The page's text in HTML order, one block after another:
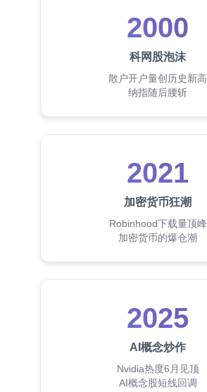
2000
科网股泡沫
散户开户量创历史新高
纳指随后腰斩
2021
加密货币狂潮
Robinhood下载量顶峰
加密货币的爆仓潮
2025
AI概念炒作
Nvidia热度6月见顶
AI概念股短线回调